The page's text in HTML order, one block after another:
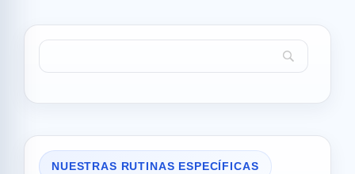
NUESTRAS RUTINAS ESPECÍFICAS